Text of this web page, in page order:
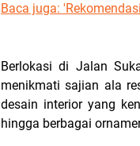
Baca juga:
Berlokasi di Jalan
menikmati sajian ala
desain interior yang
hingga berbagai